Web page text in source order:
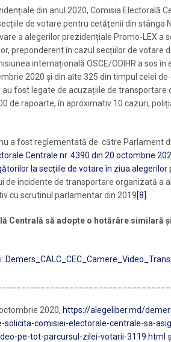
din anul 2020, Comisia Electorală
de votare pentru cetățenii din stânga
a alegerilor prezidențiale Promo-LEX a
preponderent în cazul secțiilor de votare
internațională OSCE/ODIHR a sos în
2020 și din alte 325 din timpul celei
fost legate de acuzațiile de transportare
de rapoarte, în aproximativ 10 cazuri,
a fost reglementată de către Parlament
Centrale nr. 4390 din 20 octombrie
la secțiile de votare în ziua alegerilor
de incidente de transportare organizată a
cu scrutinul parlamentar din 2019[8]
Centrală să adopte o hotărâre similară
2020, https://alegeliber.md/
comisiei-electorale-centrale-sa-
pe-tot-parcursul-zilei-votarii-3119.html